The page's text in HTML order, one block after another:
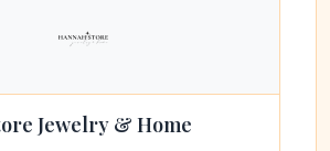
Jewelry & Home